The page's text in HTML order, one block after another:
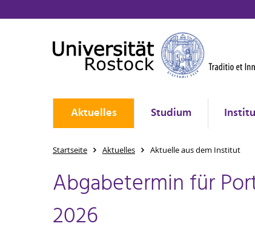
Aktuelles Studium
Startseite Aktuelles Aktuelle aus dem Institut
Abgabetermin für
2026